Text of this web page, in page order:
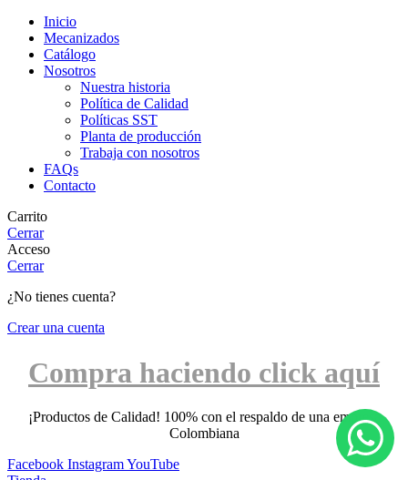
Inicio
Mecanizados
Catálogo
Nosotros
Nuestra historia
Política de Calidad
Políticas SST
Planta de producción
Trabaja con nosotros
FAQs
Contacto
Carrito
Cerrar
Acceso
Cerrar
¿No tienes cuenta?
Crear una cuenta
Compra haciendo click aquí
¡Productos de Calidad! 100% con el respaldo de una empresa
Colombiana
Facebook InstagramYouTube